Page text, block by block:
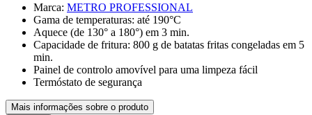
Marca: METRO PROFESSIONAL
Gama de temperaturas: até 190°C
Aquece (de 130° a 180°) em 3 min.
Capacidade de fritura: 800 g de batatas fritas congeladas em 5
min.
Painel de controlo amovível para uma limpeza fácil
Termóstato de segurança
Mais informações sobre o produto